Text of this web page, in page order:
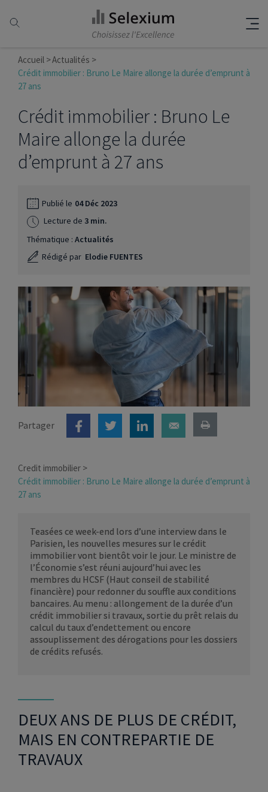
Accueil
Actualités
Crédit immobilier : Bruno Le Maire allonge la durée d’emprunt à
27 ans
Crédit immobilier : Bruno Le
Maire allonge la durée
d’emprunt à 27 ans
Publié le 04 Déc 2023
Lecture de 3 min.
Thématique : Actualités
Rédigé par Elodie FUENTES
Partager
Credit immobilier
Crédit immobilier : Bruno Le Maire allonge la durée d’emprunt à
27 ans
Teasées ce week-end lors d’une interview dans le
Parisien, les nouvelles mesures sur le crédit
immobilier vont bientôt voir le jour. Le ministre de
l’Économie s’est réuni aujourd’hui avec les
membres du HCSF (Haut conseil de stabilité
financière) pour redonner du souffle aux conditions
bancaires. Au menu : allongement de la durée d’un
crédit immobilier si travaux, sortie du prêt relais du
calcul du taux d’endettement ou encore
assouplissement des dérogations pour les dossiers
de crédits refusés.
DEUX ANS DE PLUS DE CRÉDIT,
MAIS EN CONTREPARTIE DE
TRAVAUX